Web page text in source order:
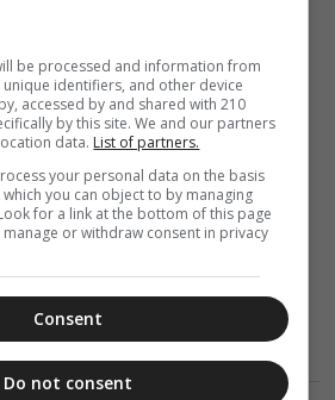
Δ΄ Κυριακή των
Εσπερινός
Βελεστίνου θα λειτουργήσει και
3/4, Δ΄ Νηστειών (Οσίου Ιωάννου της
be processed and information from
identifiers, and other device
accessed by and shared with 210
by this site. We and our partners
data. List of partners.
your personal data on the basis
you can object to by managing
for a link at the bottom of this page
or withdraw consent in privacy
Consent
Do not consent